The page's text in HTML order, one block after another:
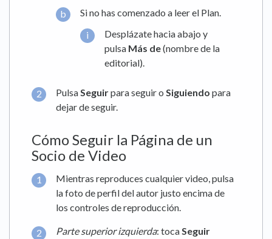
Si no has comenzado a leer el Plan.
Desplázate hacia abajo y
pulsa Más de(nombre de la
editorial).
PulsaSeguirpara seguir o Siguiendo para
dejar de seguir.
Cómo Seguir la Página de un
Socio de Video
Mientras reproduces cualquier video, pulsa
la foto de perfil del autor justo encima de
los controles de reproducción.
Parte superior izquierda: tocaSeguir